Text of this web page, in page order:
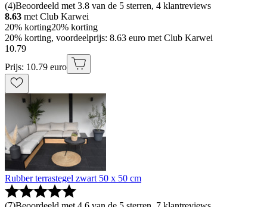
(4)Beoordeeld met 3.8 van de 5 sterren, 4 klantreviews
8.63 met Club Karwei
20% korting20% korting
20% korting, voordeelprijs: 8.63 euro met Club Karwei
10.79
Prijs: 10.79 euro
Rubber terrastegel zwart 50 x 50 cm